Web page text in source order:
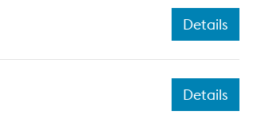
Details
Details